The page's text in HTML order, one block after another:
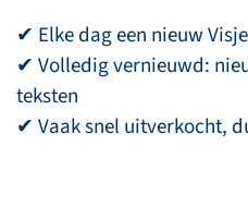
✔ Elke dag een nieuw Visje
✔ Volledig vernieuwd:
teksten
✔ Vaak snel uitverkocht,